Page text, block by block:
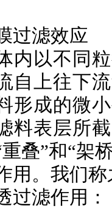
过滤效应
内以不同
自上往下
形成的微
料表层所
重叠”和“架
用。 我们称
过滤作用：